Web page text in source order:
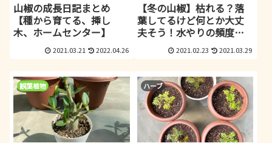
山椒の成長日記まとめ
【種から育てる、挿し
木、ホームセンター】
2021.03.21 2022.04.26
【冬の山椒】枯れる？落
葉してるけど何とか大丈
夫そう！水やりの頻度等
をレポート2021.02.23 2021.03.29
観葉植物 ハーブ